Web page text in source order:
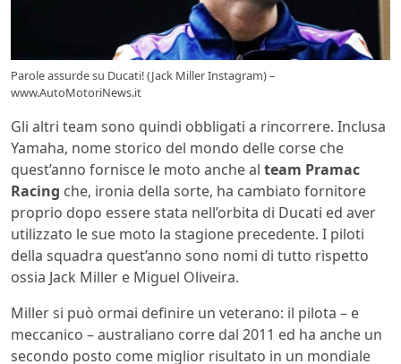
Parole assurde su Ducati! (Jack Miller Instagram) –
www.AutoMotoriNews.it
Gli altri team sono quindi obbligati a rincorrere. Inclusa
Yamaha, nome storico del mondo delle corse che
quest’anno fornisce le moto anche al team Pramac
Racing che, ironia della sorte, ha cambiato fornitore
proprio dopo essere stata nell’orbita di Ducati ed aver
utilizzato le sue moto la stagione precedente. I piloti
della squadra quest’anno sono nomi di tutto rispetto
ossia Jack Miller e Miguel Oliveira.
Miller si può ormai definire un veterano: il pilota – e
meccanico – australiano corre dal 2011 ed ha anche un
secondo posto come miglior risultato in un mondiale